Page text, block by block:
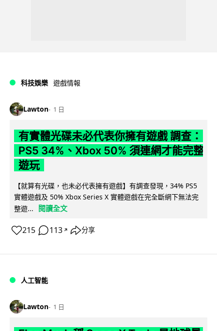
科技娛樂 遊戲情報
Lawton 1 日
有實體光碟未必代表你擁有遊戲 調查：
PS5 34%、Xbox 50% 須連網才能完整
遊玩
【就算有光碟，也未必代表擁有遊戲】有調查發現，34% PS5
實體遊戲及 50% Xbox Series X 實體遊戲在完全斷網下無法完
整遊...
閱讀全文
215 113 ↗ 分享
人工智能
Lawton 1 日